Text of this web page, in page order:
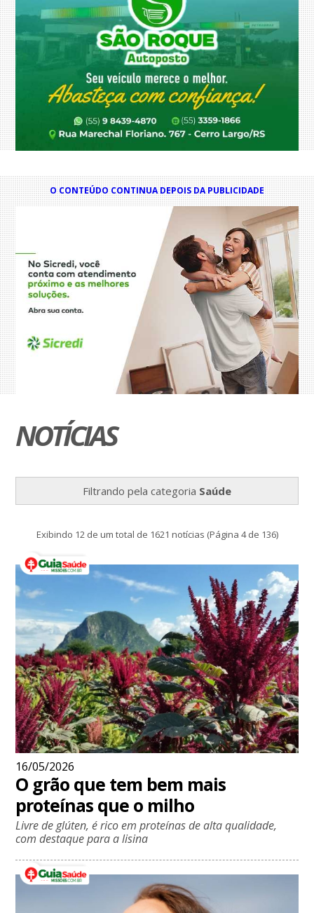
O CONTEÚDO CONTINUA DEPOIS DA PUBLICIDADE
NOTÍCIAS
Filtrando pela categoria Saúde
Exibindo 12 de um total de 1621 notícias (Página 4 de 136)
16/05/2026
O grão que tem bem mais
proteínas que o milho
Livre de glúten, é rico em proteínas de alta qualidade,
com destaque para a lisina